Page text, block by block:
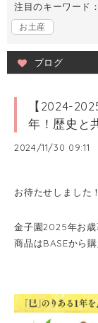
注目のキーワード：
お土産
ブログ
【2024-
年！歴史と
2024/11/30 09:11
お待たせしました！
金子園2025年お
商品はBASEから